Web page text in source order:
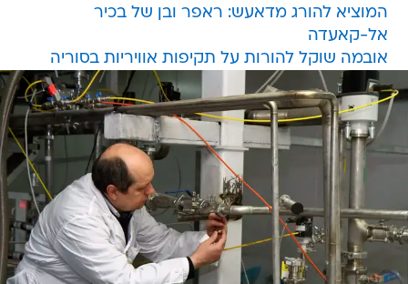
המוציא להורג מדאעש: ראפר ובן של בכיר
אל-קאעדה
אובמה שוקל להורות על תקיפות אוויריות בסוריה